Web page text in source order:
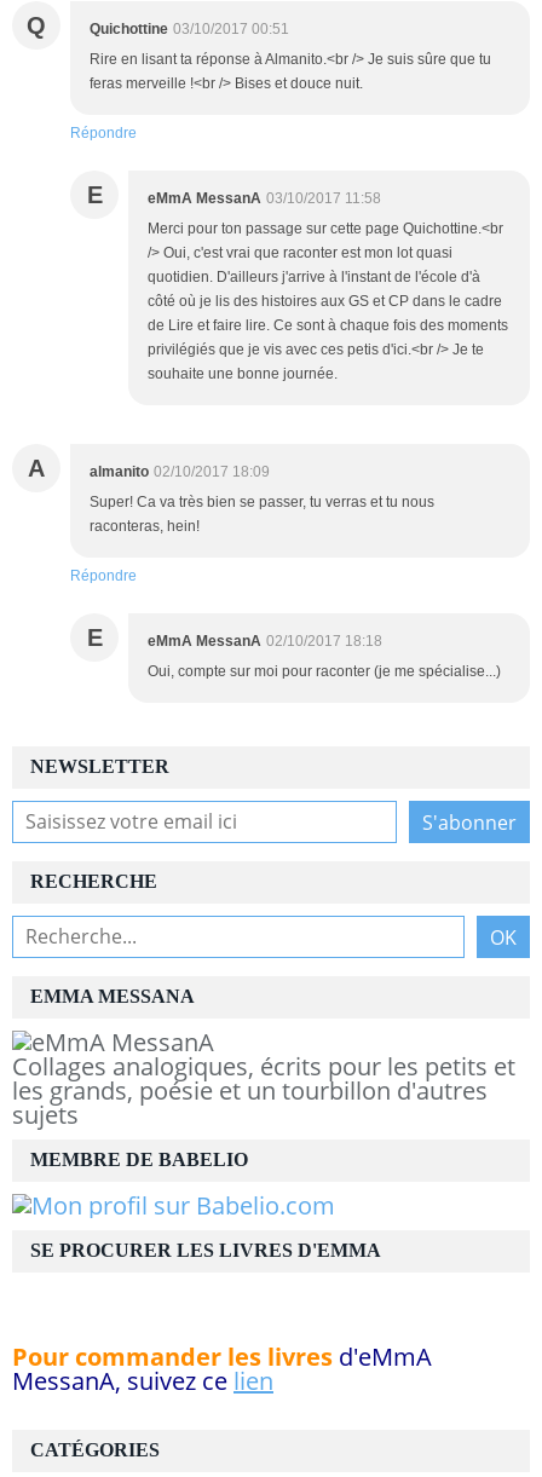
Q Quichottine 03/10/2017 00:51
Rire en lisant ta réponse à Almanito.<br /> Je suis sûre que tu
feras merveille !<br /> Bises et douce nuit.
Répondre
E eMmA MessanA 03/10/2017 11:58
Merci pour ton passage sur cette page Quichottine.<br
/> Oui, c'est vrai que raconter est mon lot quasi
quotidien. D'ailleurs j'arrive à l'instant de l'école d'à
côté où je lis des histoires aux GS et CP dans le cadre
de Lire et faire lire. Ce sont à chaque fois des moments
privilégiés que je vis avec ces petis d'ici.<br /> Je te
souhaite une bonne journée.
A almanito 02/10/2017 18:09
Super! Ca va très bien se passer, tu verras et tu nous
raconteras, hein!
Répondre
E eMmA MessanA 02/10/2017 18:18
Oui, compte sur moi pour raconter (je me spécialise...)
NEWSLETTER
RECHERCHE
EMMA MESSANA
Collages analogiques, écrits pour les petits et
les grands, poésie et un tourbillon d'autres
sujets
CATÉGORIES
MEMBRE DE BABELIO
SE PROCURER LES LIVRES D'EMMA
Pour commander les livres d'eMmA
MessanA, suivez ce lien